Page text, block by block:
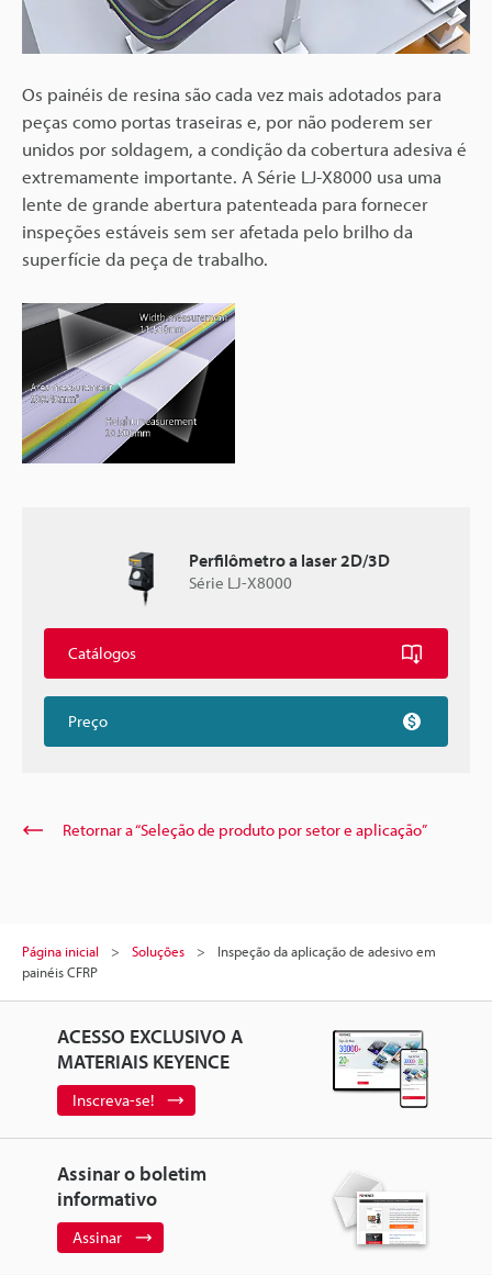
Os painéis de resina são cada vez mais adotados para
peças como portas traseiras e, por não poderem ser
unidos por soldagem, a condição da cobertura adesiva é
extremamente importante. A Série LJ-X8000 usa uma
lente de grande abertura patenteada para fornecer
inspeções estáveis sem ser afetada pelo brilho da
superfície da peça de trabalho.
Perfilômetro a laser 2D/3D
Série LJ-X8000
Catálogos
Preço
Retornar a “Seleção de produto por setor e aplicação”
Página inicial Soluções
Inspeção da aplicação de adesivo em
painéis CFRP
ACESSO EXCLUSIVO A
MATERIAIS KEYENCE
Inscreva-se!
Assinar o boletim
informativo
Assinar